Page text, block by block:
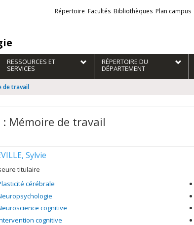
Liens
externes
Répertoire Facultés Bibliothèques Plan campus
RESSOURCES ET
SERVICES
RÉPERTOIRE DU
DÉPARTEMENT
de travail
: Mémoire de travail
Sylvie
titulaire
cérébrale
cognitive
cognitive